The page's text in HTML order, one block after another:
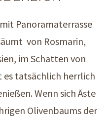
Panoramaterrasse
von Rosmarin,
im Schatten von
es tatsächlich herrlich
Wenn sich Äste
Olivenbaums der